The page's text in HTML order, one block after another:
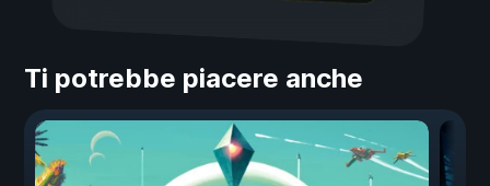
Ti potrebbe piacere anche